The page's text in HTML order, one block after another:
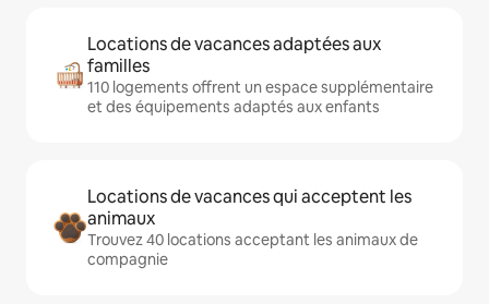
Locations de vacances adaptées aux
familles
110 logements offrent un espace supplémentaire
et des équipements adaptés aux enfants
Locations de vacances qui acceptent les
animaux
Trouvez 40 locations acceptant les animaux de
compagnie